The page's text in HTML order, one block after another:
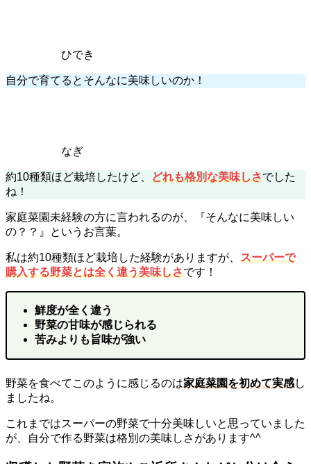
ひでき
自分で育てるとそんなに美味しいのか！
なぎ
約10種類ほど栽培したけど、 どれも格別な美味しさでした
ね！
家庭菜園未経験の方に言われるのが、『そんなに美味しい
の？？』というお言葉。
私は約10種類ほど栽培した経験がありますが、 スーパーで
購入する野菜とは全く違う美味しさです！
鮮度が全く違う
野菜の甘味が感じられる
苦みよりも旨味が強い
野菜を食べてこのように感じるのは家庭菜園を初めて実感し
ましたね。
これまではスーパーの野菜で十分美味しいと思っていました
が、自分で作る野菜は格別の美味しさがあります^^